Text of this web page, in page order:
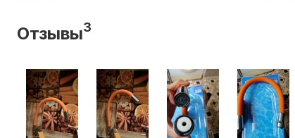
Отзывы3